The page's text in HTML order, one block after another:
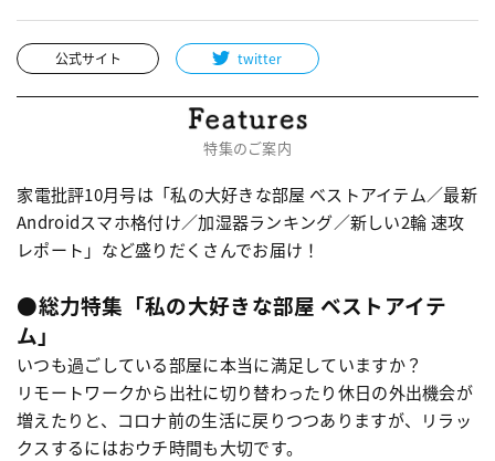
公式サイト twitter
特集のご案内
家電批評10月号は「私の大好きな部屋 ベストアイテム／最新
Androidスマホ格付け／加湿器ランキング／新しい2輪 速攻
レポート」など盛りだくさんでお届け！
●総力特集「私の大好きな部屋 ベストアイテ
ム」
いつも過ごしている部屋に本当に満足していますか？
リモートワークから出社に切り替わったり休日の外出機会が
増えたりと、コロナ前の生活に戻りつつありますが、リラッ
クスするにはおウチ時間も大切です。